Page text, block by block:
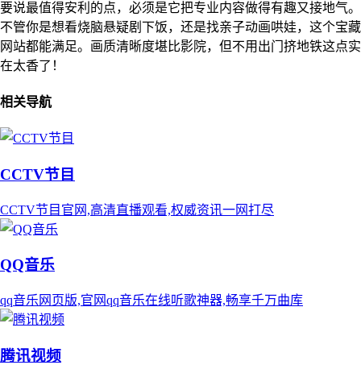
要说最值得安利的点，必须是它把专业内容做得有趣又接地气。
不管你是想看烧脑悬疑剧下饭，还是找亲子动画哄娃，这个宝藏
网站都能满足。画质清晰度堪比影院，但不用出门挤地铁这点实
在太香了！
相关导航
CCTV节目
CCTV节目官网,高清直播观看,权威资讯一网打尽
QQ音乐
qq音乐网页版,官网qq音乐在线听歌神器,畅享千万曲库
腾讯视频